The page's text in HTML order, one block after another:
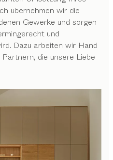
übernehmen wir die
Gewerke und sorgen
und
Dazu arbeiten wir Hand
die unsere Liebe